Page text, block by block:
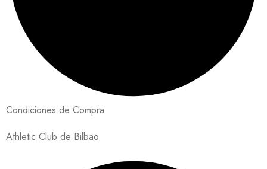
Condiciones de Compra
Athletic Club de Bilbao